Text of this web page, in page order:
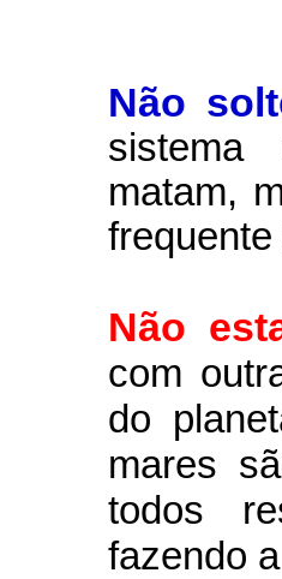
Não
sistema
matam,
Não
com
do
mares
todos
fazendo